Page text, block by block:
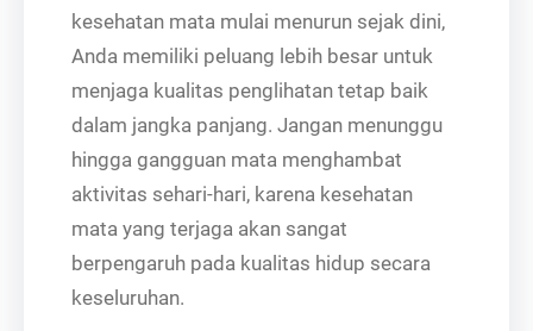
kesehatan mata mulai menurun sejak dini,
Anda memiliki peluang lebih besar untuk
menjaga kualitas penglihatan tetap baik
dalam jangka panjang. Jangan menunggu
hingga gangguan mata menghambat
aktivitas sehari-hari, karena kesehatan
mata yang terjaga akan sangat
berpengaruh pada kualitas hidup secara
keseluruhan.